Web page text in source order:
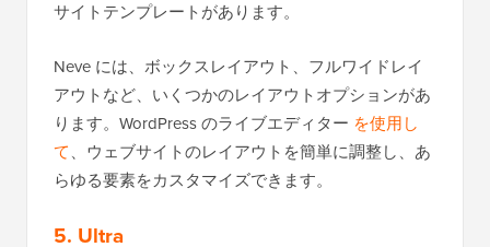
サイトテンプレートがあります。
Neve には、ボックスレイアウト、フルワイドレイ
アウトなど、いくつかのレイアウトオプションがあ
ります。WordPress のライブエディター を使用し
て、ウェブサイトのレイアウトを簡単に調整し、あ
らゆる要素をカスタマイズできます。
5. Ultra